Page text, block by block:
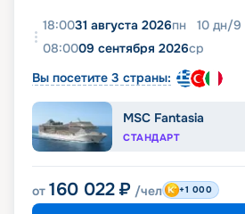
18:0031 августа 2026пн 10 дн/9
08:0009 сентября 2026ср
Вы посетите 3 страны:
MSC Fantasia
СТАНДАРТ
от 160 022 ₽ /чел +1 000